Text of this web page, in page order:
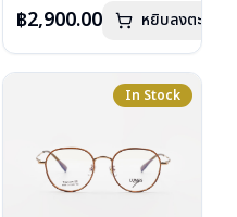
เลนส์ : Demo Lens
น้ำหนัก : 16 กรัม
อุปกรณ์ : กล่องแว่น , ผ้าเช็ดแว่น
ลงไว้กรุณาติดต่อเราคลิก
฿2,900.00 หยิบลงตะกร้า
In Stock